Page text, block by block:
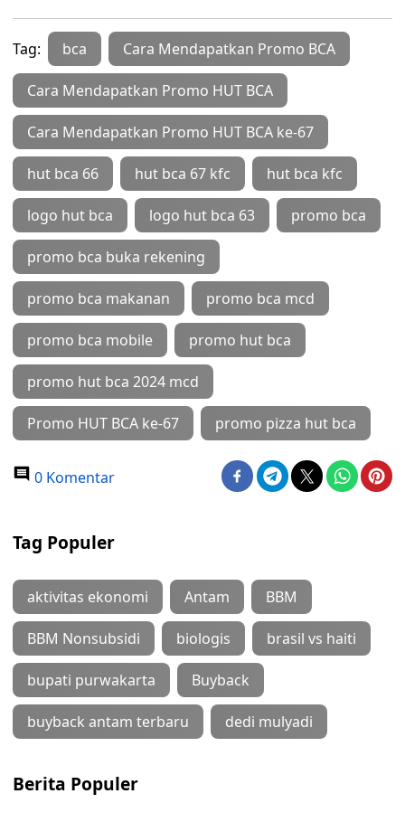
Tag: bca Cara Mendapatkan Promo BCA
Cara Mendapatkan Promo HUT BCA
Cara Mendapatkan Promo HUT BCA ke-67
hut bca 66 hut bca 67 kfc hut bca kfc
logo hut bca logo hut bca 63 promo bca
promo bca buka rekening
promo bca makanan promo bca mcd
promo bca mobile promo hut bca
promo hut bca 2024 mcd
Promo HUT BCA ke-67 promo pizza hut bca
0 Komentar
Tag Populer
aktivitas ekonomi Antam BBM
BBM Nonsubsidi biologis brasil vs haiti
bupati purwakarta Buyback
buyback antam terbaru dedi mulyadi
Berita Populer